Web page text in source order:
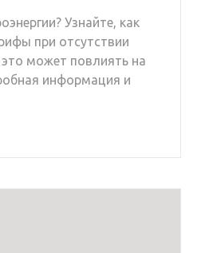
Узнайте, как
при отсутствии
это может повлиять на
информация и